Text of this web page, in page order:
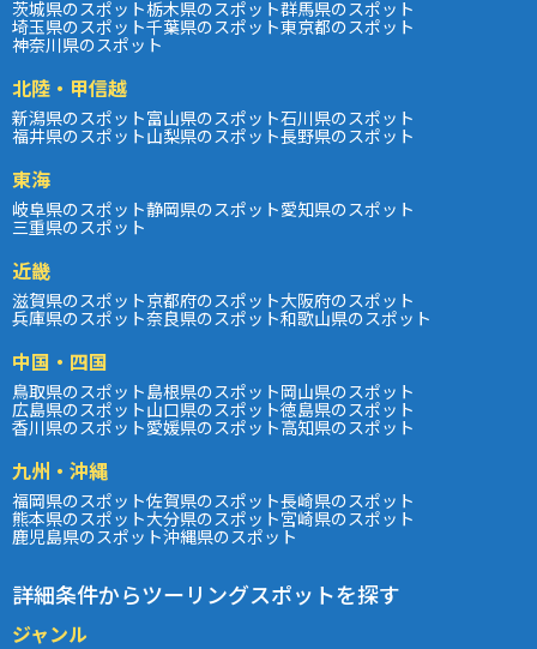
茨城県のスポット栃木県のスポット群馬県のスポット
埼玉県のスポット千葉県のスポット東京都のスポット
神奈川県のスポット
北陸・甲信越
新潟県のスポット富山県のスポット石川県のスポット
福井県のスポット山梨県のスポット長野県のスポット
東海
岐阜県のスポット静岡県のスポット愛知県のスポット
三重県のスポット
近畿
滋賀県のスポット京都府のスポット大阪府のスポット
兵庫県のスポット奈良県のスポット和歌山県のスポット
中国・四国
鳥取県のスポット島根県のスポット岡山県のスポット
広島県のスポット山口県のスポット徳島県のスポット
香川県のスポット愛媛県のスポット高知県のスポット
九州・沖縄
福岡県のスポット佐賀県のスポット長崎県のスポット
熊本県のスポット大分県のスポット宮崎県のスポット
鹿児島県のスポット沖縄県のスポット
詳細条件からツーリングスポットを探す
ジャンル